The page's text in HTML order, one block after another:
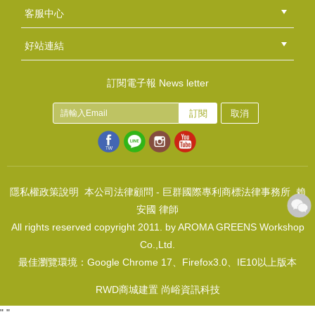
胺基酸油酯膠凝劑
乳油木果脂(精製)
NT$100
(USD3.32)
NT$80
(USD2.66)
總部
北區
中區
南區
東區
海外
客服中心
會員等級
購物流程
訂單查詢
常見問題
海外訂購流程
連絡我們
下載專區
紅利點數
好站連結
訂閱電子報 News letter
訂閱 取消
隱私權政策說明 本公司法律顧問 - 巨群國際專利商標法律事務所 賴
安國 律師
All rights reserved copyright 2011. by AROMA GREENS Workshop
Co.,Ltd.
最佳瀏覽環境：Google Chrome 17、Firefox3.0、IE10以上版本
RWD商城建置 尚峪資訊科技